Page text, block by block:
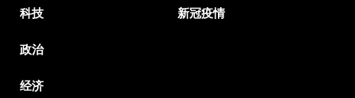
科技
政治
经济
新冠疫情